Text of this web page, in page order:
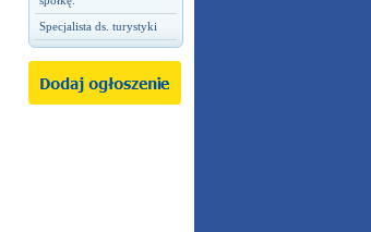
Specjalista ds. turystyki